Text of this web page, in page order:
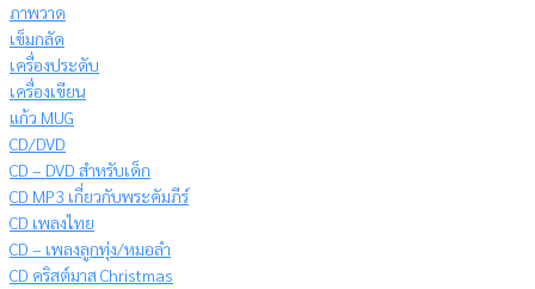
ภาพวาด
เข็มกลัด
เครื่องประดับ
เครื่องเขียน
แก้ว MUG
CD/DVD
CD – DVD สำหรับเด็ก
CD MP3 เกี่ยวกับพระคัมภีร์
CD เพลงไทย
CD – เพลงลูกทุ่ง/หมอลำ
CD คริสต์มาส Christmas